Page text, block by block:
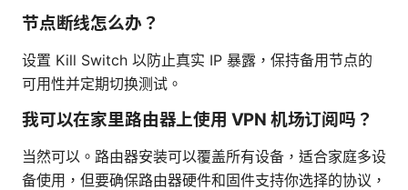
节点断线怎么办？
设置 Kill Switch 以防止真实 IP 暴露，保持备用节点的
可用性并定期切换测试。
我可以在家里路由器上使用 VPN 机场订阅吗？
当然可以。路由器安装可以覆盖所有设备，适合家庭多设
备使用，但要确保路由器硬件和固件支持你选择的协议，